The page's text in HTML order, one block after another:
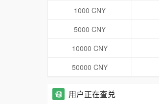
1000 CNY
5000 CNY
10000 CNY
50000 CNY
用户正在查兑